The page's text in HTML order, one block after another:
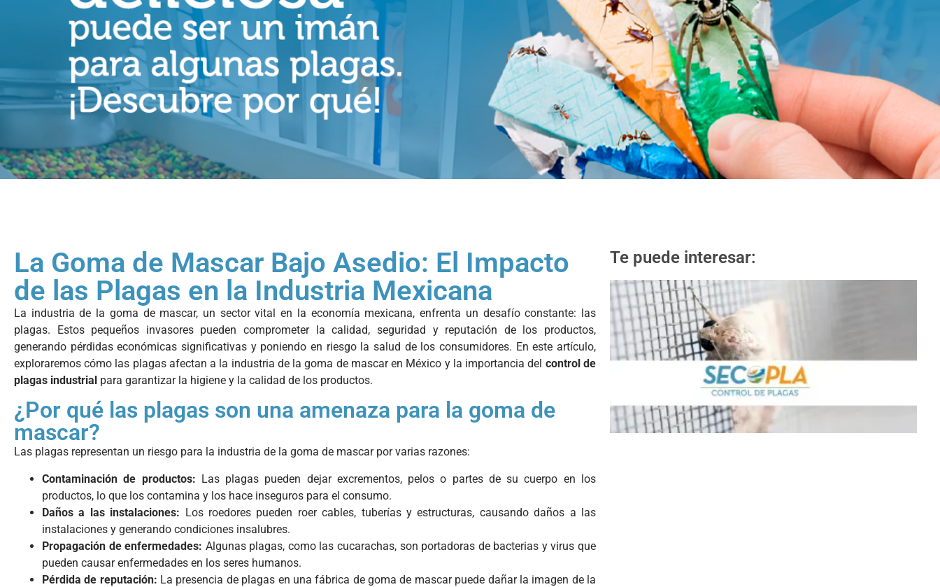
La Goma de Mascar Bajo Asedio: El Impacto
de las Plagas en la Industria Mexicana
La industria de la goma de mascar, un sector vital en la economía mexicana, enfrenta un desafío constante: las
plagas. Estos pequeños invasores pueden comprometer la calidad, seguridad y reputación de los productos,
generando pérdidas económicas significativas y poniendo en riesgo la salud de los consumidores. En este artículo,
exploraremos cómo las plagas afectan a la industria de la goma de mascar en México y la importancia del control de
plagas industrial para garantizar la higiene y la calidad de los productos.
¿Por qué las plagas son una amenaza para la goma de
mascar?
Las plagas representan un riesgo para la industria de la goma de mascar por varias razones:
Contaminación de productos: Las plagas pueden dejar excrementos, pelos o partes de su cuerpo en los
productos, lo que los contamina y los hace inseguros para el consumo.
Daños a las instalaciones: Los roedores pueden roer cables, tuberías y estructuras, causando daños a las
instalaciones y generando condiciones insalubres.
Propagación de enfermedades: Algunas plagas, como las cucarachas, son portadoras de bacterias y virus que
pueden causar enfermedades en los seres humanos.
Pérdida de reputación: La presencia de plagas en una fábrica de goma de mascar puede dañar la imagen de la
Te puede interesar: